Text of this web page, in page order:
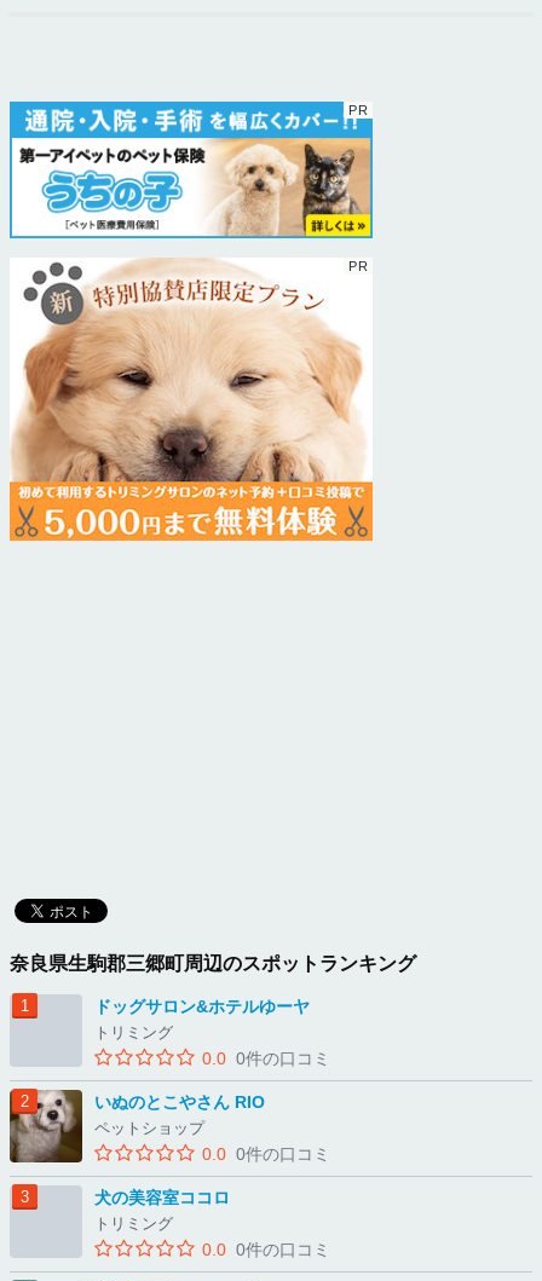
奈良県生駒郡三郷町周辺のスポットランキング
ドッグサロン&ホテルゆーヤ
トリミング
0.0 0件の口コミ
いぬのとこやさん RIO
ペットショップ
0.0 0件の口コミ
犬の美容室ココロ
トリミング
0.0 0件の口コミ